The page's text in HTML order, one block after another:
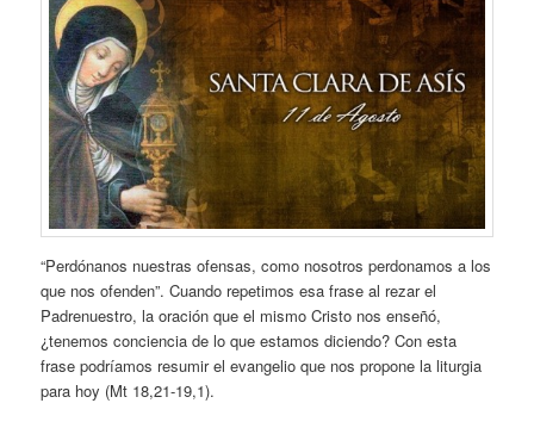
“Perdónanos nuestras ofensas, como nosotros perdonamos a los
que nos ofenden”. Cuando repetimos esa frase al rezar el
Padrenuestro, la oración que el mismo Cristo nos enseñó,
¿tenemos conciencia de lo que estamos diciendo? Con esta
frase podríamos resumir el evangelio que nos propone la liturgia
para hoy (Mt 18,21-19,1).